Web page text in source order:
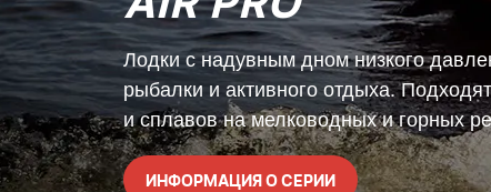
Лодки с надувным дном низкого
рыбалки и активного отдыха.
и сплавов на мелководных и горных
ИНФОРМАЦИЯ О СЕРИИ